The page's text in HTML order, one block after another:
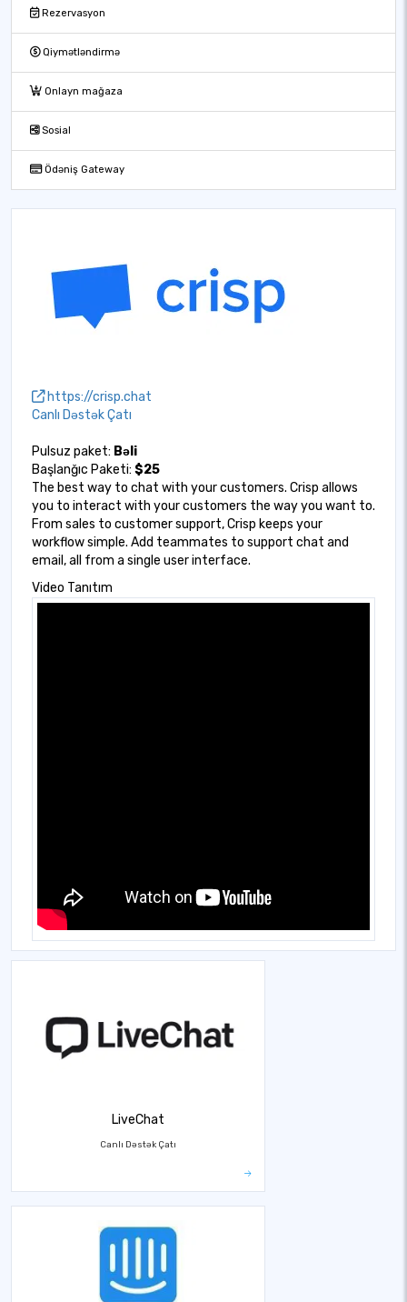
Rezervasyon
Qiymətləndirmə
Onlayn mağaza
Sosial
Ödəniş Gateway
https://crisp.chat
Canlı Dəstək Çatı
Pulsuz paket: Bəli
Başlanğıc Paketi: $25
The best way to chat with your customers. Crisp allows
you to interact with your customers the way you want to.
From sales to customer support, Crisp keeps your
workflow simple. Add teammates to support chat and
email, all from a single user interface.
Video Tanıtım
LiveChat
Canlı Dəstək Çatı